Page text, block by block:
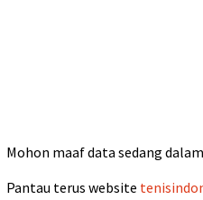
Mohon maaf data sedang
Pantau terus website